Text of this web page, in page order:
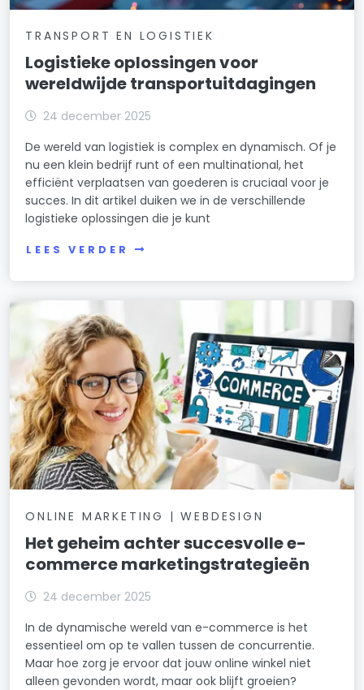
TRANSPORT EN LOGISTIEK
Logistieke oplossingen voor
wereldwijde transportuitdagingen
24 december 2025
De wereld van logistiek is complex en dynamisch. Of je
nu een klein bedrijf runt of een multinational, het
efficiënt verplaatsen van goederen is cruciaal voor je
succes. In dit artikel duiken we in de verschillende
logistieke oplossingen die je kunt
LEES VERDER
ONLINE MARKETING | WEBDESIGN
Het geheim achter succesvolle e-
commerce marketingstrategieën
24 december 2025
In de dynamische wereld van e-commerce is het
essentieel om op te vallen tussen de concurrentie.
Maar hoe zorg je ervoor dat jouw online winkel niet
alleen gevonden wordt, maar ook blijft groeien?